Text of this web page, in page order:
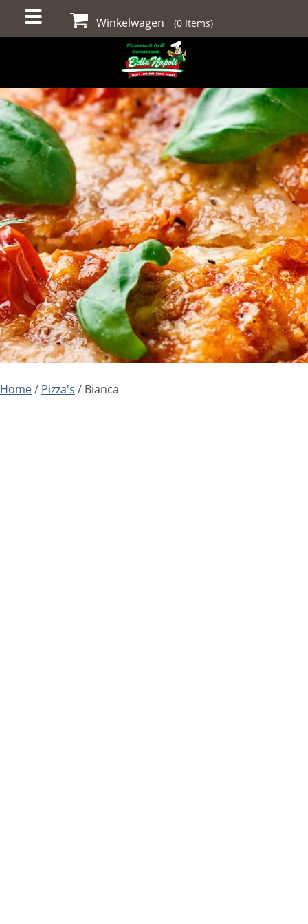
Winkelwagen (0 Items)
Home/ Pizza's / Bianca